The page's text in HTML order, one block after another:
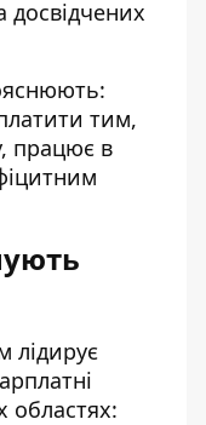
досвідчених
тим,
працює в
лідирує
областях: